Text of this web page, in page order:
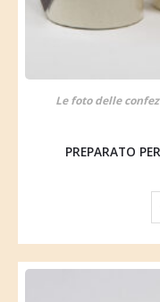
Le foto delle
PREPARATO